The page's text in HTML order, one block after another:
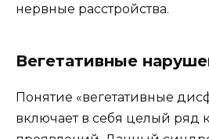
нервные расстройства.
Вегетативные
Понятие «вегетативные
включает в себя целый ряд